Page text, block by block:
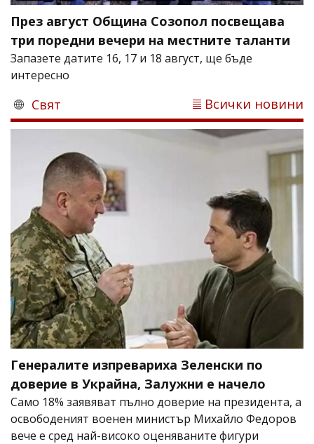
През август Община Созопол посвещава
три поредни вечери на местните таланти
Запазете датите 16, 17 и 18 август, ще бъде
интересно
Свят Всички новини
Генералите изпревариха Зеленски по
доверие в Украйна, Залужни е начело
Само 18% заявяват пълно доверие на президента, а
освободеният военен министър Михайло Федоров
вече е сред най-високо оценяваните фигури